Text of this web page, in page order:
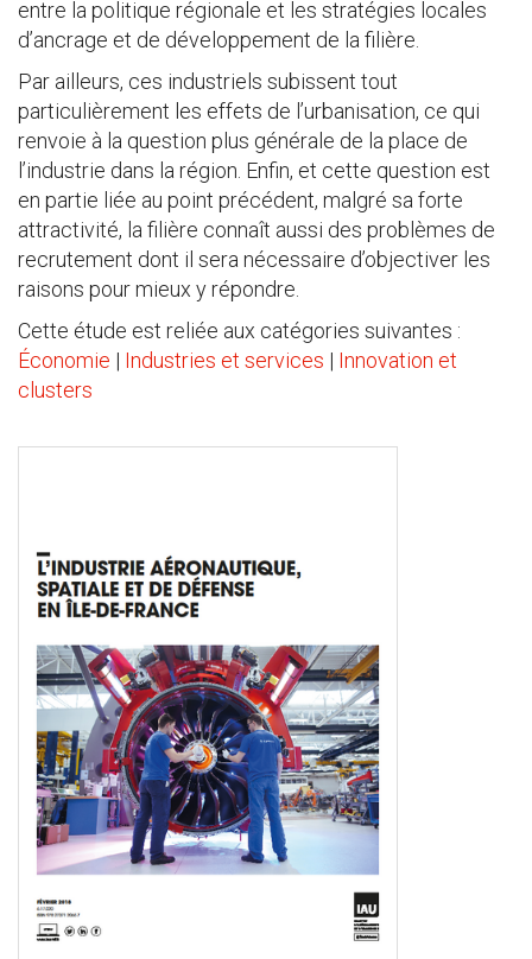
entre la politique régionale et les stratégies locales
d’ancrage et de développement de la filière.
Par ailleurs, ces industriels subissent tout
particulièrement les effets de l’urbanisation, ce qui
renvoie à la question plus générale de la place de
l’industrie dans la région. Enfin, et cette question est
en partie liée au point précédent, malgré sa forte
attractivité, la filière connaît aussi des problèmes de
recrutement dont il sera nécessaire d’objectiver les
raisons pour mieux y répondre.
Cette étude est reliée aux catégories suivantes :
Économie | Industries et services | Innovation et
clusters